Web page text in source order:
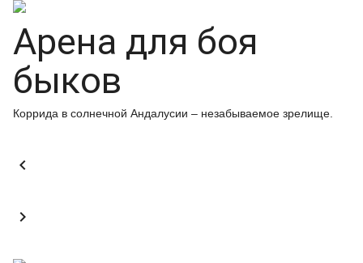
Арена для боя
быков
Коррида в солнечной Андалусии – незабываемое зрелище.

